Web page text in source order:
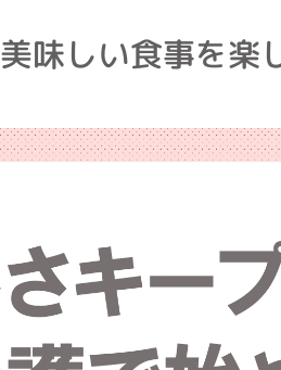
味しい食事を楽